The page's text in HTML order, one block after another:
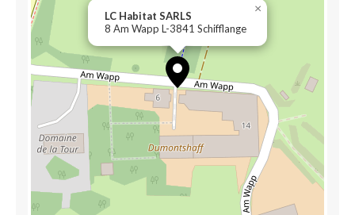
LC Habitat SARLS
8 Am Wapp L-3841 Schifflange
×